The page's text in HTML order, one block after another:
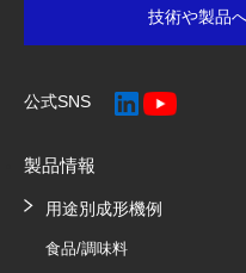
製品情報
用途別成形機例
食品/調味料
技術や製品
公式SNS